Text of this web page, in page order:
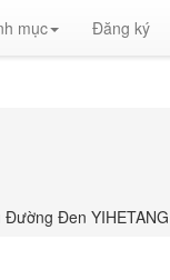
mục Đăng ký
Đen